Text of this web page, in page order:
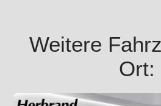
Weitere
Ort: